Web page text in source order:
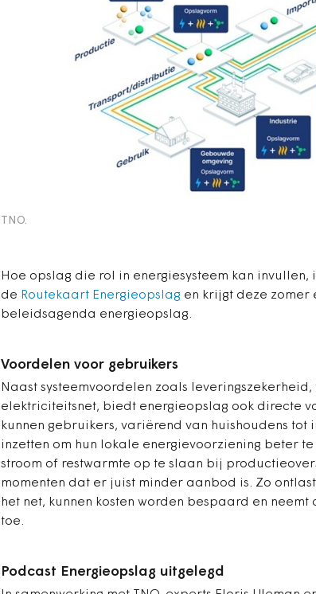
TNO.
Hoe opslag die rol in energiesysteem kan
de Routekaart Energieopslag en krijgt deze zomer
beleidsagenda energieopslag.
Voordelen voor gebruikers
Naast systeemvoordelen zoals
elektriciteitsnet, biedt energieopslag ook directe
kunnen gebruikers, variërend van huishoudens tot
inzetten om hun lokale energievoorziening beter
stroom of restwarmte op te slaan bij
momenten dat er juist minder aanbod is. Zo
het net, kunnen kosten worden bespaard en
toe.
Podcast Energieopslag uitgelegd